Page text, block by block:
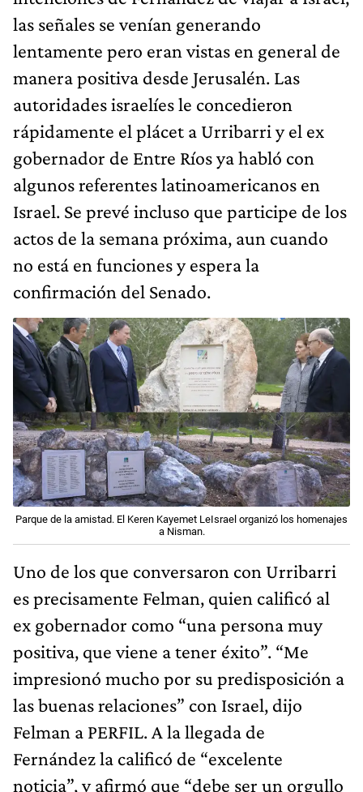
las señales se venían generando
lentamente pero eran vistas en general de
manera positiva desde Jerusalén. Las
autoridades israelíes le concedieron
rápidamente el plácet a Urribarri y el ex
gobernador de Entre Ríos ya habló con
algunos referentes latinoamericanos en
Israel. Se prevé incluso que participe de los
actos de la semana próxima, aun cuando
no está en funciones y espera la
confirmación del Senado.
Parque de la amistad. El Keren Kayemet LeIsrael organizó los homenajes
a Nisman.
Uno de los que conversaron con Urribarri
es precisamente Felman, quien calificó al
ex gobernador como “una persona muy
positiva, que viene a tener éxito”. “Me
impresionó mucho por su predisposición a
las buenas relaciones” con Israel, dijo
Felman a PERFIL. A la llegada de
Fernández la calificó de “excelente
noticia”, y afirmó que “debe ser un orgullo